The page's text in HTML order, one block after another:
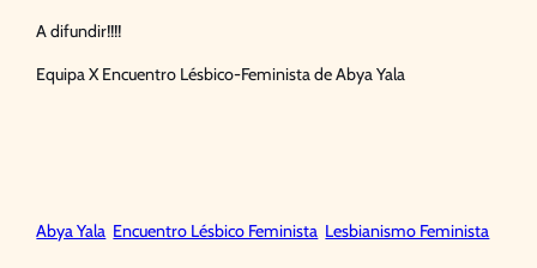
A difundir!!!!
Equipa X Encuentro Lésbico-Feminista de Abya Yala
Abya Yala Encuentro Lésbico Feminista Lesbianismo Feminista